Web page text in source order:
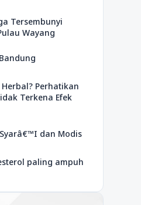
Tersembunyi
Wayang
Perhatikan
Terkena Efek
dan Modis
paling ampuh